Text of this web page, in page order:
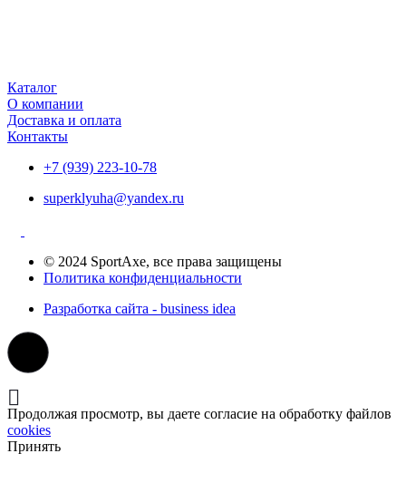
Каталог
О компании
Доставка и оплата
Контакты
+7 (939) 223-10-78
superklyuha@yandex.ru
© 2024 SportAxe, все права защищены
Политика конфиденциальности
Разработка сайта - business idea
Продолжая просмотр, вы даете согласие на обработку файлов
cookies
Принять